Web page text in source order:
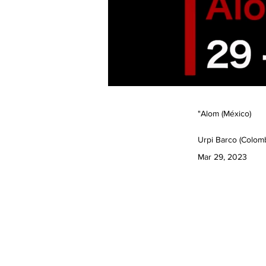
"Alom (México)
Urpi Barco
Mar 29, 2023